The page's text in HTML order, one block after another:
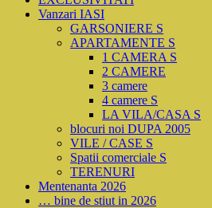
Vanzari IASI
GARSONIERE S
APARTAMENTE S
1 CAMERA S
2 CAMERE
3 camere
4 camere S
LA VILA/CASA S
blocuri noi DUPA 2005
VILE / CASE S
Spatii comerciale S
TERENURI
Mentenanta 2026
… bine de stiut in 2026